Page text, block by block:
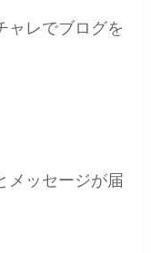
ャレでブログを
メッセージが届